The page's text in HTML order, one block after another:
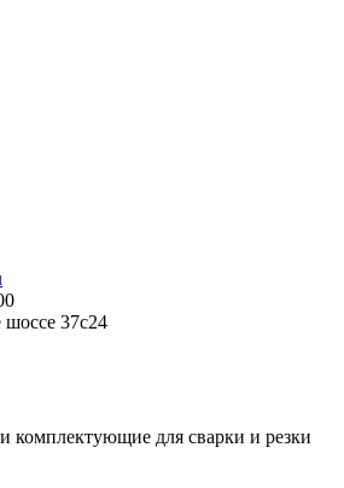
37с24
комплектующие для сварки и резки